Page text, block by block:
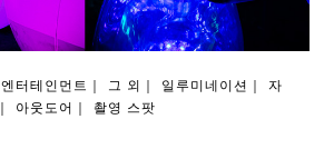
엔터테인먼트 그 외 일루미네이션
자
아웃도어 촬영 스팟